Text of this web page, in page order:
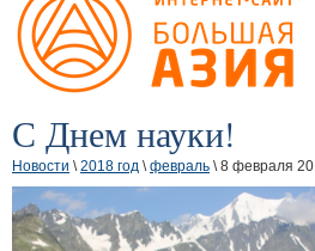
С Днем науки!
Новости \2018 год \февраль \ 8 февраля